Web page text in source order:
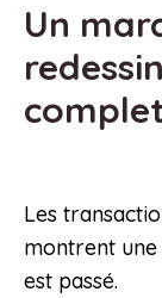
Un
Les
montrent
est passé.